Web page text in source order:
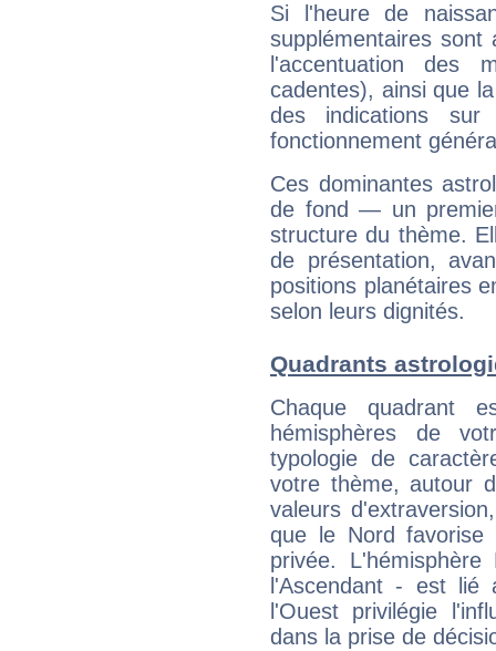
Si l'heure de
supplémentaires sont
l'accentuation des
cadentes), ainsi que
des indications sur
fonctionnement
Ces dominantes
de fond — un
structure du thème.
de présentation,
positions planétaires
selon leurs dignités.
Quadrants
Chaque quadrant
hémisphères de
typologie de
votre thème, autour
valeurs
que le Nord favorise
privée.
l'Ascendant - est
l'Ouest privilégie
dans la prise de